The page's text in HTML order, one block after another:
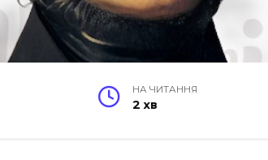
НА ЧИТАННЯ
2 хв